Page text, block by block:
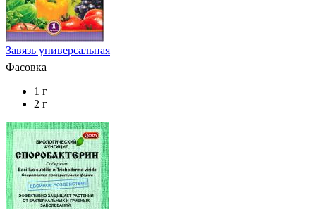
Завязь универсальная
Фасовка
1 г
2 г